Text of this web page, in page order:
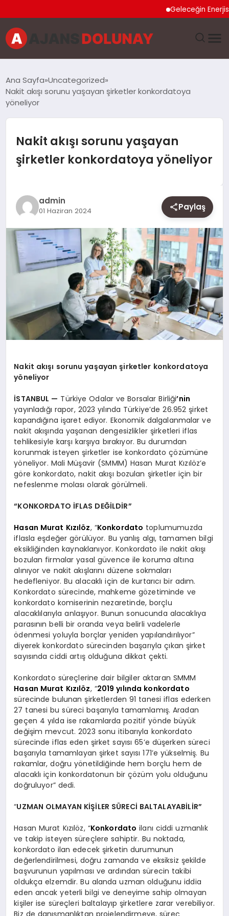
Geleceğin Enerjisi
EĞITIM
MAGAZIN
SAĞLIK
SIYASET
YAŞAM
Ana Sayfa Uncategorized
Nakit akışı sorunu yaşayan şirketler konkordatoya
yöneliyor
Nakit akışı sorunu yaşayan
şirketler konkordatoya yöneliyor
admin
01 Haziran 2024 Paylaş
Nakit akışı sorunu yaşayan şirketler konkordatoya
yöneliyor
İSTANBUL — Türkiye Odalar ve Borsalar Birliği’nin
yayınladığı rapor, 2023 yılında Türkiye’de 26.952 şirket
kapandığına işaret ediyor. Ekonomik dalgalanmalar ve
nakit akışında yaşanan dengesizlikler şirketleri iflas
tehlikesiyle karşı karşıya bırakıyor. Bu durumdan
korunmak isteyen şirketler ise konkordato çözümüne
yöneliyor. Mali Müşavir (SMMM) Hasan Murat Kızılöz’e
göre konkordato, nakit akışı bozulan şirketler için bir
nefeslenme molası olarak görülmeli.
“KONKORDATO İFLAS DEĞİLDİR”
Hasan Murat Kızılöz, “Konkordato toplumumuzda
iflasla eşdeğer görülüyor. Bu yanlış algı, tamamen bilgi
eksikliğinden kaynaklanıyor. Konkordato ile nakit akışı
bozulan firmalar yasal güvence ile koruma altına
alınıyor ve nakit akışlarını düzene sokmaları
hedefleniyor. Bu alacaklı için de kurtarıcı bir adım.
Konkordato sürecinde, mahkeme gözetiminde ve
konkordato komiserinin nezaretinde, borçlu
alacaklılarıyla anlaşıyor. Bunun sonucunda alacaklıya
parasının belli bir oranda veya belirli vadelerle
ödenmesi yoluyla borçlar yeniden yapılandırılıyor”
diyerek konkordato sürecinden başarıyla çıkan şirket
sayısında ciddi artış olduğuna dikkat çekti.
Konkordato süreçlerine dair bilgiler aktaran SMMM
Hasan Murat Kızılöz, “2019 yılında konkordato
sürecinde bulunan şirketlerden 91 tanesi iflas ederken
27 tanesi bu süreci başarıyla tamamlamış. Aradan
geçen 4 yılda ise rakamlarda pozitif yönde büyük
değişim mevcut. 2023 sonu itibarıyla konkordato
sürecinde iflas eden şirket sayısı 65’e düşerken süreci
başarıyla tamamlayan şirket sayısı 171’e yükselmiş. Bu
rakamlar, doğru yönetildiğinde hem borçlu hem de
alacaklı için konkordatonun bir çözüm yolu olduğunu
doğruluyor” dedi.
“UZMAN OLMAYAN KİŞİLER SÜRECİ BALTALAYABİLİR”
Hasan Murat Kızılöz, “Konkordato ilanı ciddi uzmanlık
ve takip isteyen süreçlere sahiptir. Bu noktada,
konkordato ilan edecek şirketin durumunun
değerlendirilmesi, doğru zamanda ve eksiksiz şekilde
başvurunun yapılması ve ardından sürecin takibi
oldukça elzemdir. Bu alanda uzman olduğunu iddia
eden ancak yeterli bilgi ve deneyime sahip olmayan
kişiler ise süreçleri baltalayıp şirketlere zarar verebiliyor.